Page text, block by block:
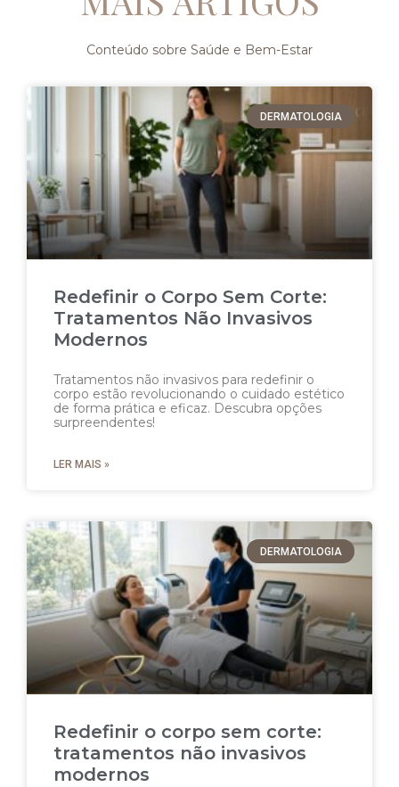
Conteúdo sobre Saúde e Bem-Estar
DERMATOLOGIA
Redefinir o Corpo Sem Corte:
Tratamentos Não Invasivos
Modernos
Tratamentos não invasivos para redefinir o
corpo estão revolucionando o cuidado estético
de forma prática e eficaz. Descubra opções
surpreendentes!
LER MAIS »
DERMATOLOGIA
Redefinir o corpo sem corte:
tratamentos não invasivos
modernos